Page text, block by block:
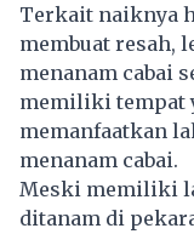
Terkait naiknya
membuat resah,
menanam cabai
memiliki tempat
memanfaatkan
menanam cabai.
Meski memiliki
ditanam di